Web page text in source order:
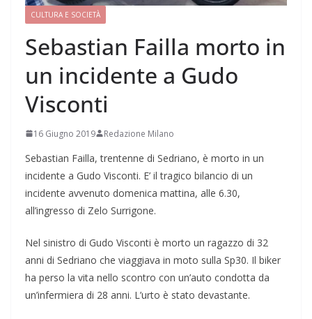
CULTURA E SOCIETÀ
Sebastian Failla morto in
un incidente a Gudo
Visconti
16 Giugno 2019 Redazione Milano
Sebastian Failla, trentenne di Sedriano, è morto in un
incidente a Gudo Visconti. E’ il tragico bilancio di un
incidente avvenuto domenica mattina, alle 6.30,
all’ingresso di Zelo Surrigone.
Nel sinistro di Gudo Visconti è morto un ragazzo di 32
anni di Sedriano che viaggiava in moto sulla Sp30. Il biker
ha perso la vita nello scontro con un’auto condotta da
un’infermiera di 28 anni. L’urto è stato devastante.